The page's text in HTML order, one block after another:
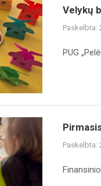
Velykų
Paskelbta:
PUG
Paskelbta: